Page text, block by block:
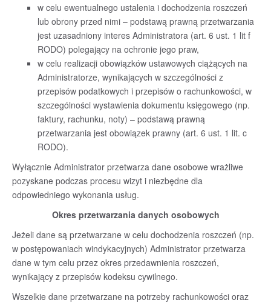
w celu ewentualnego ustalenia i dochodzenia roszczeń
lub obrony przed nimi – podstawą prawną przetwarzania
jest uzasadniony interes Administratora (art. 6 ust. 1 lit f
RODO) polegający na ochronie jego praw,
w celu realizacji obowiązków ustawowych ciążących na
Administratorze, wynikających w szczególności z
przepisów podatkowych i przepisów o rachunkowości, w
szczególności wystawienia dokumentu księgowego (np.
faktury, rachunku, noty) – podstawą prawną
przetwarzania jest obowiązek prawny (art. 6 ust. 1 lit. c
RODO).
Wyłącznie Administrator przetwarza dane osobowe wrażliwe
pozyskane podczas procesu wizyt i niezbędne dla
odpowiedniego wykonania usług.
Okres przetwarzania danych osobowych
Jeżeli dane są przetwarzane w celu dochodzenia roszczeń (np.
w postępowaniach windykacyjnych) Administrator przetwarza
dane w tym celu przez okres przedawnienia roszczeń,
wynikający z przepisów kodeksu cywilnego.
Wszelkie dane przetwarzane na potrzeby rachunkowości oraz